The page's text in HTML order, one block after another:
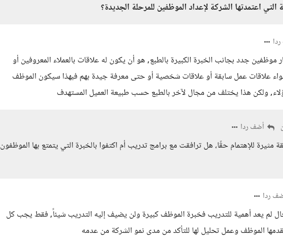
اعتمدتها الشركة لإعداد الموظفين للمرحلة الجديدة؟
موظفين جدد بجانب الخبرة الكبيرة بالطبع, هو أن يكون له علاقات بالعملاء المعروفين أو
علاقات عمل سابقة أو علاقات شخصية أو حتى معرفة جيدة بهم فبهذا سيكون الموظف
ولكن هذا يختلف من مجال لآخر بالطبع حسب طبيعة العميل المستهدف
أضف ردا
مثيرة للإهتمام حقًا، هل ترافقت مع برامج تدريب أم اكتفوا بالخبرة التي يتمتع بها الموظفون
ردا
لم يعد أهمية للتدريب فخبرة الموظف كبيرة ولن يضيف إليه التدريب شيئاً, فقط يجب كل
الموظف وعمل تحليل لها للتأكد من مدى نمو الشركة من عدمه